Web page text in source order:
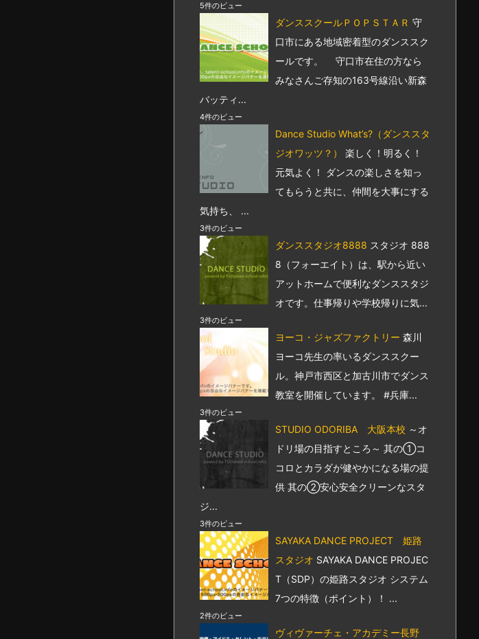
5件のビュー
ダンススクールＰＯＰＳＴＡＲ 守
口市にある地域密着型のダンススク
ールです。 守口市在住の方なら
みなさんご存知の163号線沿い新森
バッティ...
4件のビュー
Dance Studio What’s?（ダンススタ
ジオワッツ？）
楽しく！明るく！
元気よく！ ダンスの楽しさを知っ
てもらうと共に、仲間を大事にする
気持ち、 ...
3件のビュー
ダンススタジオ8888 スタジオ 888
8（フォーエイト）は、駅から近い
アットホームで便利なダンススタジ
オです。仕事帰りや学校帰りに気...
3件のビュー
ヨーコ・ジャズファクトリー 森川
ヨーコ先生の率いるダンススクー
ル。神戸市西区と加古川市でダンス
教室を開催しています。 #兵庫...
3件のビュー
STUDIO ODORIBA 大阪本校 ～オ
ドリ場の目指すところ～ 其の①コ
コロとカラダが健やかになる場の提
供 其の②安心安全クリーンなスタ
ジ...
3件のビュー
SAYAKA DANCE PROJECT 姫路
スタジオ SAYAKA DANCE PROJEC
T（SDP）の姫路スタジオ システム
7つの特徴（ポイント）！ ...
2件のビュー
ヴィヴァーチェ・アカデミー長野